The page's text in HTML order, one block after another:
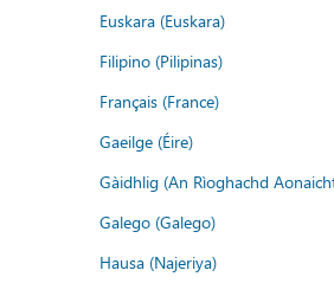
Euskara (Euskara)
Filipino (Pilipinas)
Français (France)
Gaeilge (Éire)
Gàidhlig (An Rìoghachd
Galego (Galego)
Hausa (Najeriya)